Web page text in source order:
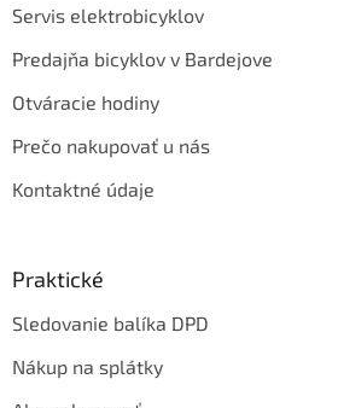
Servis elektrobicyklov
Predajňa bicyklov v Bardejove
Otváracie hodiny
Prečo nakupovať u nás
Kontaktné údaje
Praktické
Sledovanie balíka DPD
Nákup na splátky